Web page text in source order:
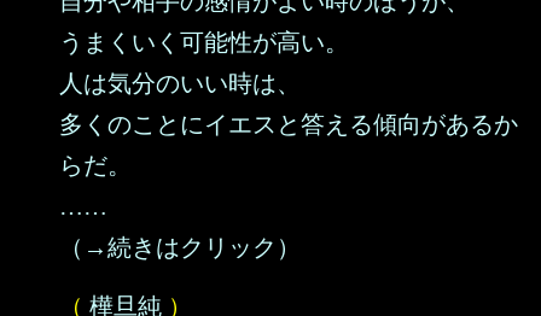
うまくいく可能性が高い。
人は気分のいい時は、
多くのことにイエスと答える傾向があるか
らだ。
……
（→続きはクリック）
（ 樺旦純 ）